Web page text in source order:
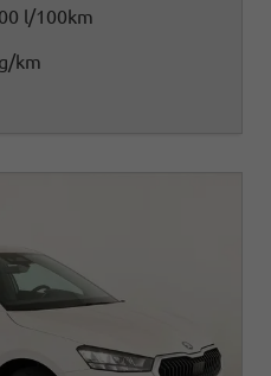
l/100km
km